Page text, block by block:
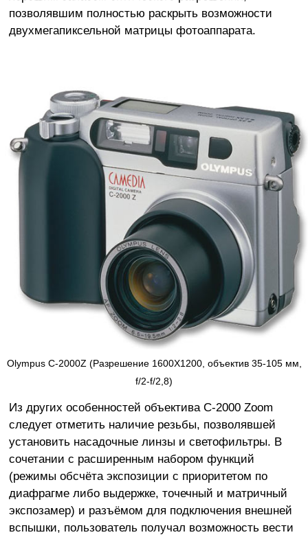
позволявшим полностью раскрыть возможности
двухмегапиксельной матрицы фотоаппарата.
Olympus C-2000Z (Разрешение 1600X1200, объектив 35-105 мм,
f/2-f/2,8)
Из других особенностей объектива C-2000 Zoom
следует отметить наличие резьбы, позволявшей
установить насадочные линзы и светофильтры. В
сочетании с расширенным набором функций
(режимы обсчёта экспозиции с приоритетом по
диафрагме либо выдержке, точечный и матричный
экспозамер) и разъёмом для подключения внешней
вспышки, пользователь получал возможность вести